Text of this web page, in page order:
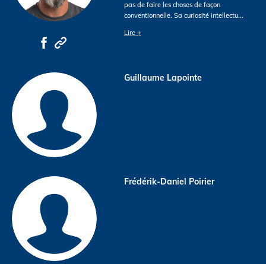
pas de faire les choses de façon
conventionnelle. Sa curiosité intellectu...
Lire +
Guillaume Lapointe
Frédérik-Daniel Poirier